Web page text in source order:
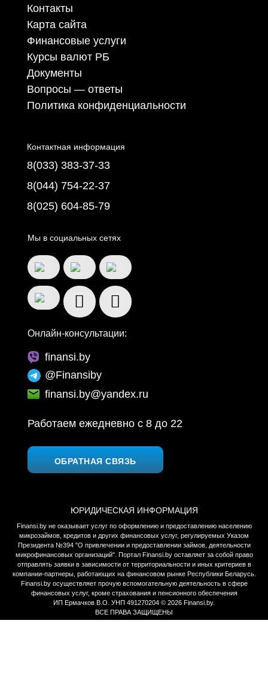
Контакты
Карта сайта
Финансовые услуги
Курсы валют РБ
Документы
Вопросы — ответы
Политика конфиденциальности
Контактная информация
8(033) 383-37-33
8(044) 754-22-37
8(025) 604-85-79
Мы в социальных сетях
Онлайн-консультации:
finansi.by
@Finansiby
finansi.by@yandex.ru
Работаем ежедневно c 8 до 22
ОБРАТНАЯ СВЯЗЬ
ЮРИДИЧЕСКАЯ ИНФОРМАЦИЯ
Finansi.by не оказывает услуг по оформлению и предоставлению населению
микрозаймов, кредитов и других финансовых услуг, регулируемых Указом
Президента №394 "О привлечении и предоставлении займов, деятельности
микрофинансовых организаций". Портал Finansi.by оставляет за собой право
отправлять заявки в зависимости от территориальности и иных критериев в
компании-партнеры, работающих на финансовом рынке Республики Беларусь.
Finansi.by осуществляет прочую вспомогательную деятельность в сфере
финансовых услуг, кроме страхования и пенсионного обеспечения
ИП Ермачков В.О. УНП 491270204 © 2026 Finansi.by.
ВСЕ ПРАВА ЗАЩИЩЕНЫ